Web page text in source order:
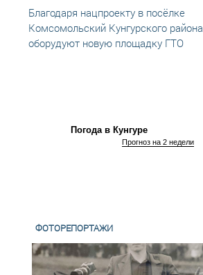
Благодаря нацпроекту в посёлке
Комсомольский Кунгурского района
оборудуют новую площадку ГТО
Погода в Кунгуре
Прогноз на 2 недели
ФОТОРЕПОРТАЖИ